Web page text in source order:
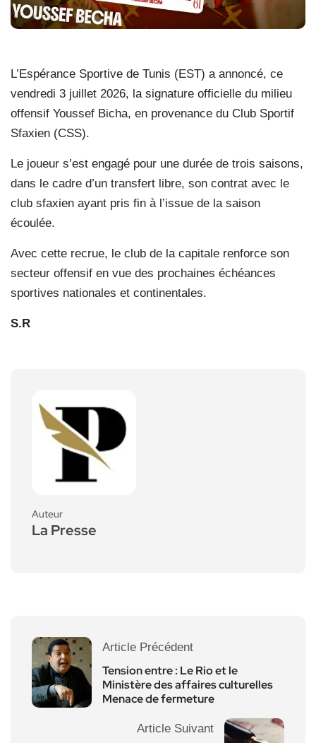
L’Espérance Sportive de Tunis (EST) a annoncé, ce
vendredi 3 juillet 2026, la signature officielle du milieu
offensif Youssef Bicha, en provenance du Club Sportif
Sfaxien (CSS).
Le joueur s’est engagé pour une durée de trois saisons,
dans le cadre d’un transfert libre, son contrat avec le
club sfaxien ayant pris fin à l’issue de la saison
écoulée.
Avec cette recrue, le club de la capitale renforce son
secteur offensif en vue des prochaines échéances
sportives nationales et continentales.
S.R
Auteur
La Presse
Article Précédent
Tension entre : Le Rio et le
Ministère des affaires culturelles
Menace de fermeture
Article Suivant